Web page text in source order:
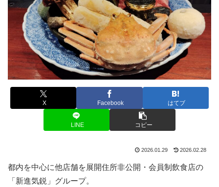
X Facebook はてブ
LINE コピー
2026.01.29 2026.02.28
都内を中心に他店舗を展開住所非公開・会員制飲食店の
「新進気鋭」グループ。